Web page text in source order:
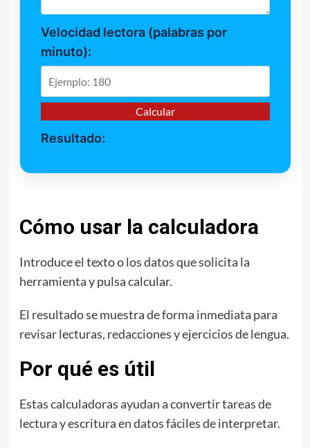
Velocidad lectora (palabras por
minuto):
Calcular
Resultado:
Cómo usar la calculadora
Introduce el texto o los datos que solicita la
herramienta y pulsa calcular.
El resultado se muestra de forma inmediata para
revisar lecturas, redacciones y ejercicios de lengua.
Por qué es útil
Estas calculadoras ayudan a convertir tareas de
lectura y escritura en datos fáciles de interpretar.